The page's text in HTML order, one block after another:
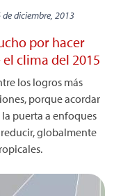
de diciembre, 2013
por hacer
clima del 2015
los logros más
porque acordar
puerta a enfoques
globalmente